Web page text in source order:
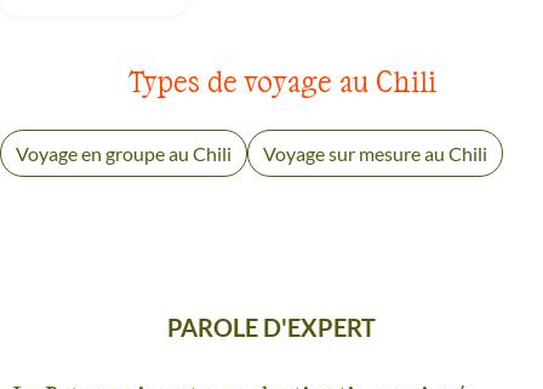
Types de voyage au Chili
Voyage en groupe au Chili Voyage sur mesure au Chili
PAROLE D'EXPERT